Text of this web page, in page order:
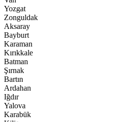
Yozgat
Zonguldak
Aksaray
Bayburt
Karaman
Kırıkkale
Batman
Şırnak
Bartın
Ardahan
Iğdır
Yalova
Karabük